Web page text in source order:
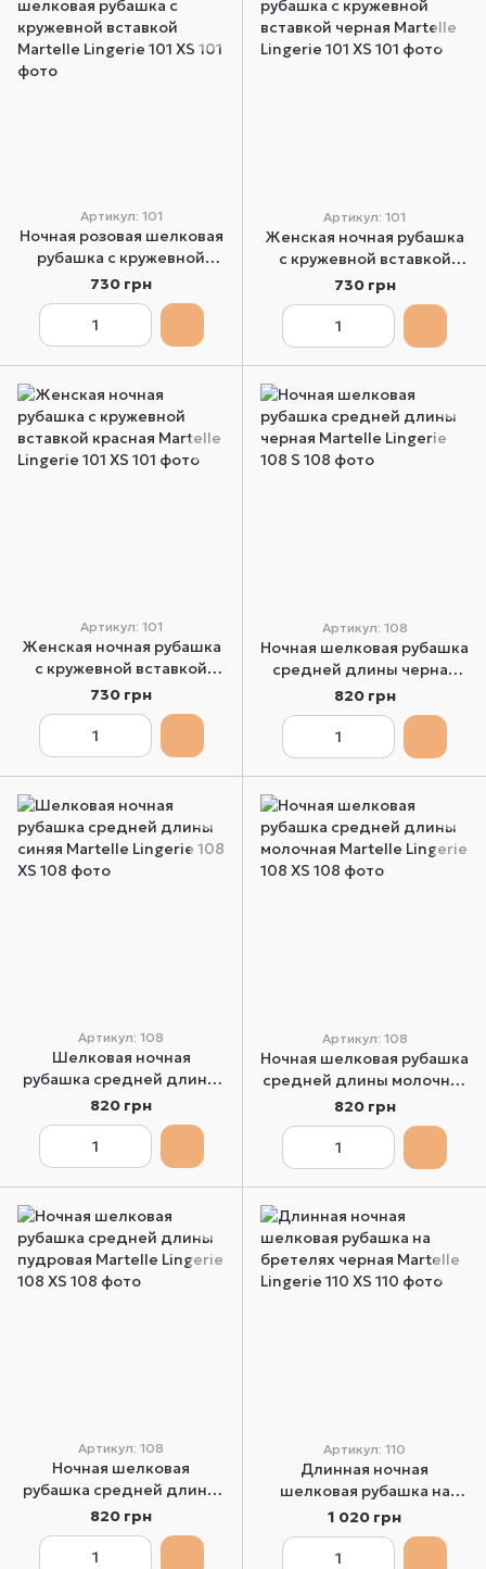
Артикул: 101
Ночная розовая шелковая
рубашка с кружевной
вставкой Martelle Lingerie
101 XS
730 грн
Артикул: 101
Женская ночная рубашка
с кружевной вставкой
черная Martelle Lingerie
101 XS
730 грн
Артикул: 101
Женская ночная рубашка
с кружевной вставкой
красная Martelle Lingerie
101 XS
730 грн
Артикул: 108
Ночная шелковая рубашка
средней длины черная
Martelle Lingerie 108 S
820 грн
Артикул: 108
Шелковая ночная
рубашка средней длины
синяя Martelle Lingerie 108
XS
820 грн
Артикул: 108
Ночная шелковая рубашка
средней длины молочная
Martelle Lingerie 108 XS
820 грн
Артикул: 108
Ночная шелковая
рубашка средней длины
пудровая Martelle Lingerie
108 XS
820 грн
Артикул: 110
Длинная ночная
шелковая рубашка на
бретелях черная Martelle
Lingerie 110 XS
1 020 грн